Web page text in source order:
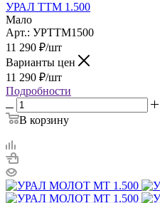
УРАЛ ТТМ 1.500
Мало
Арт.: УРТТМ1500
11 290 ₽/шт
Варианты цен
11 290 ₽/шт
Подробности
В корзину